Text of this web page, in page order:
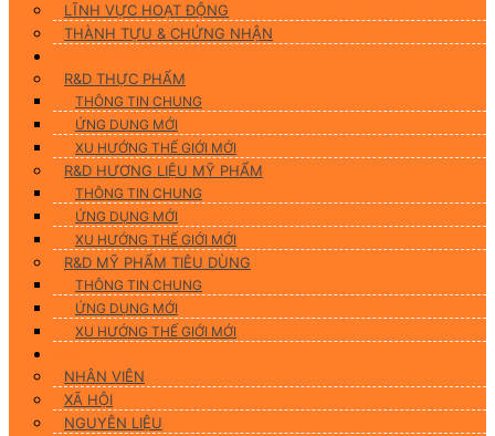
LĨNH VỰC HOẠT ĐỘNG
THÀNH TỰU & CHỨNG NHẬN
R&D THỰC PHẨM
THÔNG TIN CHUNG
ỨNG DUNG MỚI
XU HƯỚNG THẾ GIỚI MỚI
R&D HƯƠNG LIỆU MỸ PHẨM
THÔNG TIN CHUNG
ỨNG DỤNG MỚI
XU HƯỚNG THẾ GIỚI MỚI
R&D MỸ PHẨM TIÊU DÙNG
THÔNG TIN CHUNG
ỨNG DỤNG MỚI
XU HƯỚNG THẾ GIỚI MỚI
NHÂN VIÊN
XÃ HỘI
NGUYÊN LIỆU